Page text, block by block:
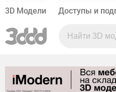
3D Модели Доступы и